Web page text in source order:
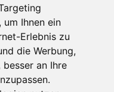
um Ihnen ein
Erlebnis zu
die Werbung,
besser an Ihre